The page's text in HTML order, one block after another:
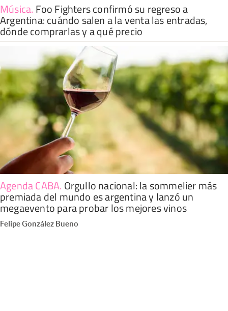
Música. Foo Fighters confirmó su regreso a
Argentina: cuándo salen a la venta las entradas,
dónde comprarlas y a qué precio
Agenda CABA. Orgullo nacional: la sommelier más
premiada del mundo es argentina y lanzó un
megaevento para probar los mejores vinos
Felipe González Bueno